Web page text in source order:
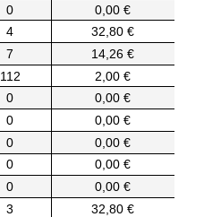
0
0,00 €
4
32,80 €
7
14,26 €
112
2,00 €
0
0,00 €
0
0,00 €
0
0,00 €
0
0,00 €
0
0,00 €
3
32,80 €